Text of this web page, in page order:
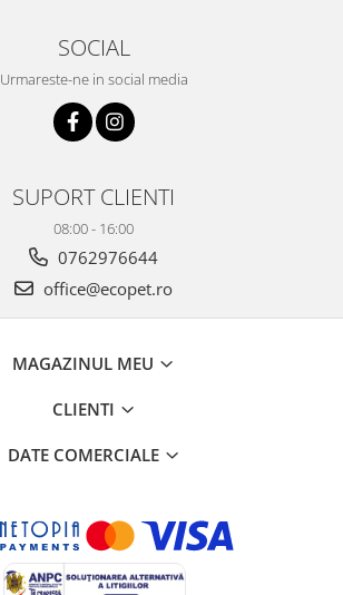
SOCIAL
Urmareste-ne in social media
SUPORT CLIENTI
08:00 - 16:00
0762976644
office@ecopet.ro
MAGAZINUL MEU
CLIENTI
DATE COMERCIALE